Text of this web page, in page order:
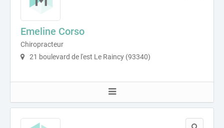
Emeline Corso
Chiropracteur
21 boulevard de l'est Le Raincy (93340)